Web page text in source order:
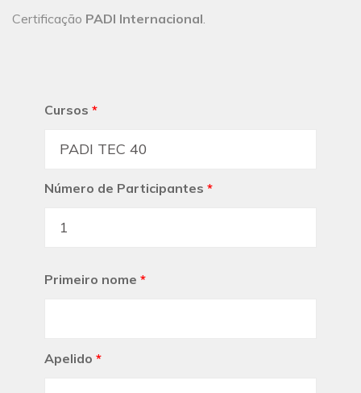
Certificação PADI Internacional.
Cursos *
Número de Participantes *
Primeiro nome *
Apelido *